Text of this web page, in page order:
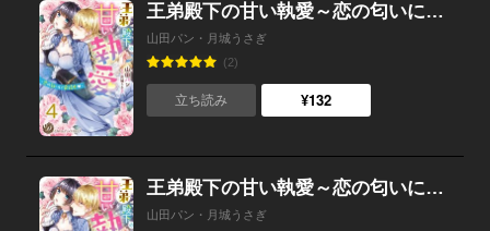
王弟殿下の甘い執愛～恋の匂いに発情中～【分冊版】4
山田パン・月城うさぎ
(2)
立ち読み ¥132
王弟殿下の甘い執愛～恋の匂いに発情中～【分冊版】3
山田パン・月城うさぎ